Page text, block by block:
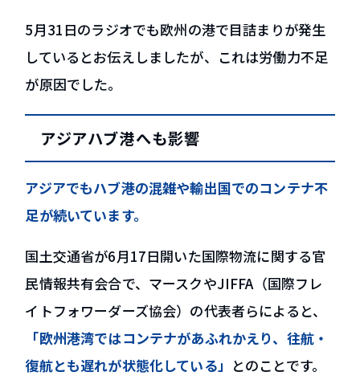
5月31日のラジオでも欧州の港で目詰まりが発生
しているとお伝えしましたが、これは労働力不足
が原因でした。
アジアハブ港へも影響
アジアでもハブ港の混雑や輸出国でのコンテナ不
足が続いています。
国土交通省が6月17日開いた国際物流に関する官
民情報共有会合で、マースクやJIFFA（国際フレ
イトフォワーダーズ協会）の代表者らによると、
「欧州港湾ではコンテナがあふれかえり、往航・
復航とも遅れが状態化している」 とのことです。